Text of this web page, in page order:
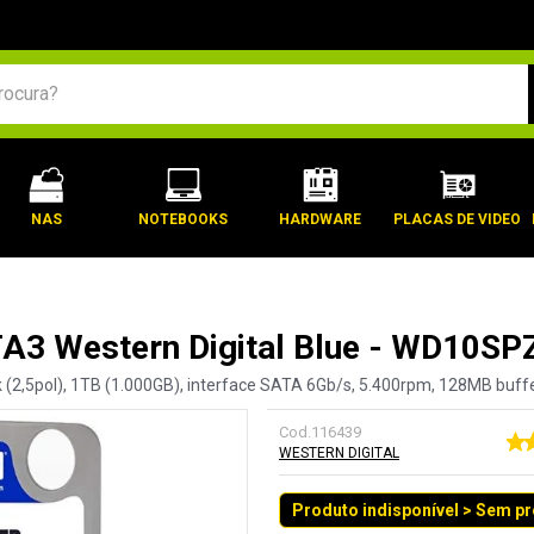
NAS NOTEBOOKS HARDWARE PLACAS DE VIDEO
Western Digital Blue -
(2,5pol), 1TB (1.000GB), interface SATA 6Gb/s, 5.400rpm, 128MB
Cod.116439
WESTERN DIGITAL
Produto indisponível > Sem